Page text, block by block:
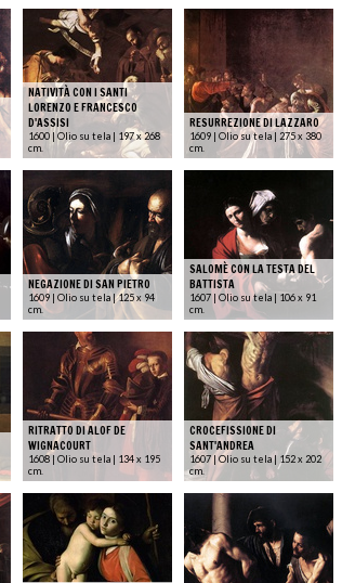
NATIVITÀ CON I SANTI
LORENZO E FRANCESCO
D'ASSISI
1600 | Olio su tela | 197 x 268
cm.
RESURREZIONE DI LAZZARO
1609 | Olio su tela | 275 x 380
cm.
NEGAZIONE DI SAN PIETRO
1609 | Olio su tela | 125 x 94
cm.
SALOMÈ CON LA TESTA DEL
BATTISTA
1607 | Olio su tela | 106 x 91
cm.
RITRATTO DI ALOF DE
WIGNACOURT
1608 | Olio su tela | 134 x 195
cm.
CROCEFISSIONE DI
SANT'ANDREA
1607 | Olio su tela | 152 x 202
cm.